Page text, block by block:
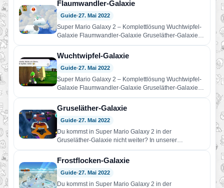
Flaumwandler-Galaxie
Guide•27. Mai 2022
Super Mario Galaxy 2 – Komplettlösung Wuchtwipfel-
Galaxie Flaumwandler-Galaxie Gruseläther-Galaxie
Frostflocken-Galaxie Kullerkunst-Galaxie Ticktakt-
Galaxie Bowser Jr.s Angstarmada <— Welt 2…
Wuchtwipfel-Galaxie
Guide•27. Mai 2022
Super Mario Galaxy 2 – Komplettlösung Wuchtwipfel-
Galaxie Flaumwandler-Galaxie Gruseläther-Galaxie
Frostflocken-Galaxie Kullerkunst-Galaxie Ticktakt-
Galaxie Bowser Jr.s Angstarmada <— Welt 2…
Gruseläther-Galaxie
Guide•27. Mai 2022
Du kommst in Super Mario Galaxy 2 in der
Gruseläther-Galaxie nicht weiter? In unserer
Komplettlösungen findest du Hilfe!…
Frostflocken-Galaxie
Guide•27. Mai 2022
Du kommst in Super Mario Galaxy 2 in der